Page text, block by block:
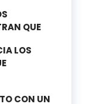
QUE
LOS
CON UN